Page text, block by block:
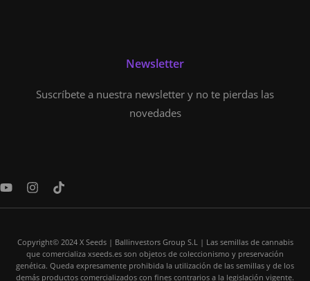
Newsletter
Suscríbete a nuestra newsletter y no te pierdas las
novedades
Y
u
I
s
g
r
a
T
k
o
k
Copyright© 2024 X Seeds | Ballinvestors Group S.L | Las semillas de cannabis
que comercializa xseeds.es son objetos de coleccionismo y preservación
genética. Queda expresamente prohibida la utilización de las semillas y de los
demás productos comercializados con fines contrarios a la legislación vigente.